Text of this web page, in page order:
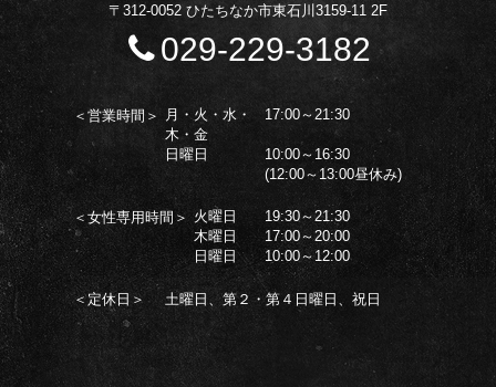
〒312-0052 ひたちなか市東石川3159-11 2F
029-229-3182
＜営業時間＞
月・火・水・
木・金
17:00～21:30
日曜日
10:00～16:30
(12:00～13:00昼休み)
＜女性専用時間＞ 火曜日
19:30～21:30
木曜日
17:00～20:00
日曜日
10:00～12:00
＜定休日＞ 土曜日、第２・第４日曜日、祝日